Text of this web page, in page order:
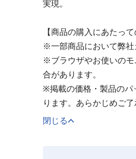
実現。
【商品の購入にあたって
※一部商品において弊社
※ブラウザやお使いの
合があります。
※掲載の価格・製品のパ
ります。あらかじめご了
閉じる